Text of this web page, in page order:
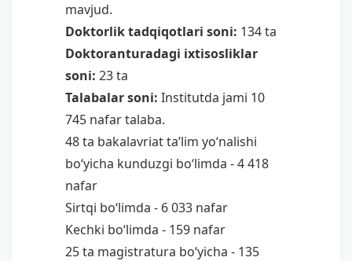
mavjud.
Doktorlik tadqiqotlari soni: 134 ta
Doktoranturadagi ixtisosliklar
soni: 23 ta
Talabalar soni: Institutda jami 10
745 nafar talaba.
48 ta bakalavriat ta’lim yo‘nalishi
bo‘yicha kunduzgi bo‘limda - 4 418
nafar
Sirtqi bo‘limda - 6 033 nafar
Kechki bo‘limda - 159 nafar
25 ta magistratura bo‘yicha - 135